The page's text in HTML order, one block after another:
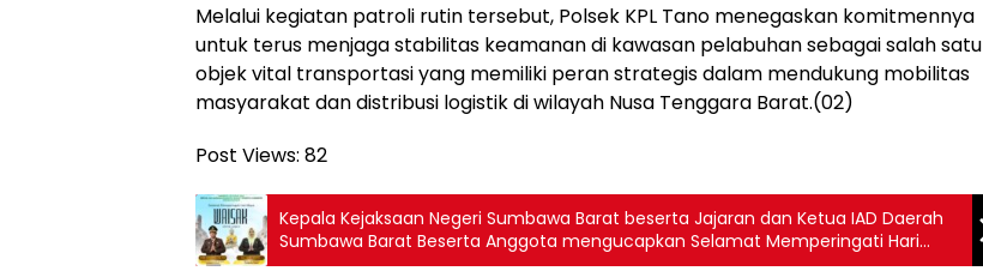
Melalui kegiatan patroli rutin tersebut, Polsek KPL Tano menegaskan komitmennya
untuk terus menjaga stabilitas keamanan di kawasan pelabuhan sebagai salah satu
objek vital transportasi yang memiliki peran strategis dalam mendukung mobilitas
masyarakat dan distribusi logistik di wilayah Nusa Tenggara Barat.(02)
Post Views: 82
Kepala Kejaksaan Negeri Sumbawa Barat beserta Jajaran dan Ketua IAD Daerah
Sumbawa Barat Beserta Anggota mengucapkan Selamat Memperingati Hari
Raya Waisak 2570 BE/ 2026 M.